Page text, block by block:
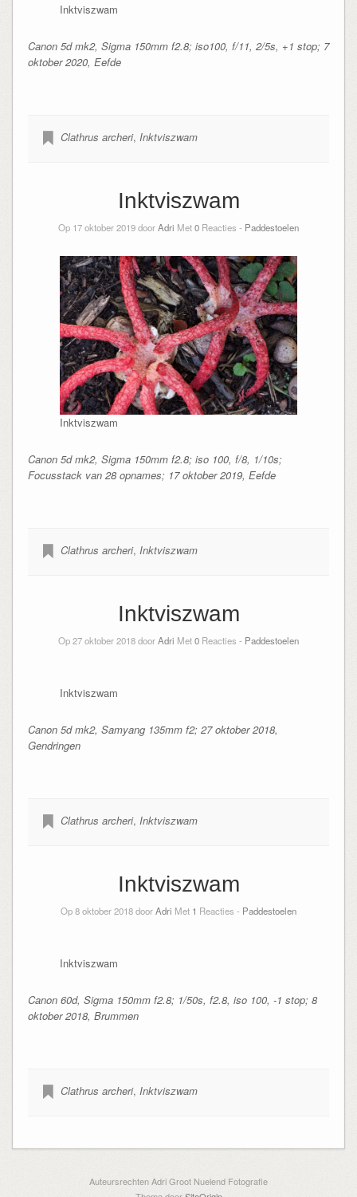
Inktviszwam
Canon 5d mk2, Sigma 150mm f2.8; iso100, f/11, 2/5s, +1 stop; 7
oktober 2020, Eefde
Clathrus archeri, Inktviszwam
Inktviszwam
Op 17 oktober 2019 doorAdri Met0 Reacties - Paddestoelen
Inktviszwam
Canon 5d mk2, Sigma 150mm f2.8; iso 100, f/8, 1/10s;
Focusstack van 28 opnames; 17 oktober 2019, Eefde
Clathrus archeri, Inktviszwam
Inktviszwam
Op 27 oktober 2018 doorAdri Met0 Reacties - Paddestoelen
Inktviszwam
Canon 5d mk2, Samyang 135mm f2; 27 oktober 2018,
Gendringen
Clathrus archeri, Inktviszwam
Inktviszwam
Op 8 oktober 2018 doorAdri Met 1 Reacties - Paddestoelen
Inktviszwam
Canon 60d, Sigma 150mm f2.8; 1/50s, f2.8, iso 100, -1 stop; 8
oktober 2018, Brummen
Clathrus archeri, Inktviszwam
Auteursrechten Adri Groot Nuelend Fotografie